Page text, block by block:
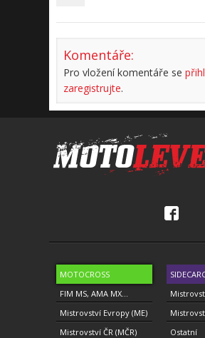
Komentáře:
Pro vložení komentáře se
zaregistrujte.
MOTOCROSS
FIM MS, AMA MX...
Mistrovství Evropy (ME)
Mistrovství ČR (MČR)
Ostatní